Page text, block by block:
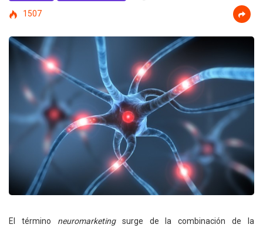
1507
El término neuromarketingsurge de la combinación de la